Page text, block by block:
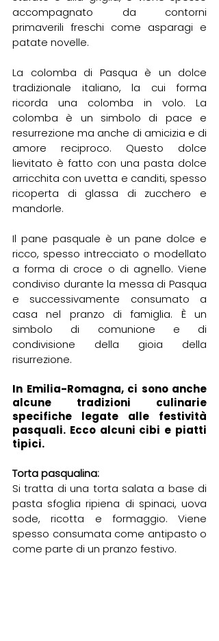
accompagnato da contorni
primaverili freschi come asparagi e
patate novelle.
La colomba di Pasqua è un dolce
tradizionale italiano, la cui forma
ricorda una colomba in volo. La
colomba è un simbolo di pace e
resurrezione ma anche di amicizia e di
amore reciproco. Questo dolce
lievitato è fatto con una pasta dolce
arricchita con uvetta e canditi, spesso
ricoperta di glassa di zucchero e
mandorle.
Il pane pasquale è un pane dolce e
ricco, spesso intrecciato o modellato
a forma di croce o di agnello. Viene
condiviso durante la messa di Pasqua
e successivamente consumato a
casa nel pranzo di famiglia. È un
simbolo di comunione e di
condivisione della gioia della
risurrezione.
In Emilia-Romagna, ci sono anche
alcune tradizioni culinarie
specifiche legate alle festività
pasquali. Ecco alcuni cibi e piatti
tipici.
Torta pasqualina:
Si tratta di una torta salata a base di
pasta sfoglia ripiena di spinaci, uova
sode, ricotta e formaggio. Viene
spesso consumata come antipasto o
come parte di un pranzo festivo.